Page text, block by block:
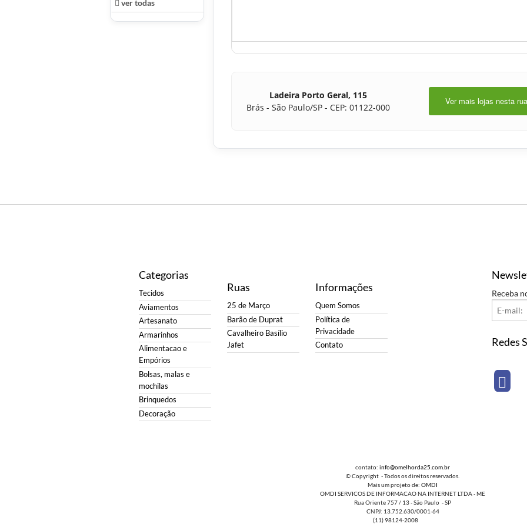
ver todas
Ladeira Porto Geral, 115
Brás - São Paulo/SP - CEP: 01122-000
Ver mais lojas nesta rua
Categorias
Tecidos
Aviamentos
Artesanato
Armarinhos
Alimentacao e
Empórios
Bolsas, malas e
mochilas
Brinquedos
Decoração
Ruas
25 de Março
Barão de Duprat
Cavalheiro Basílio
Jafet
Informações
Quem Somos
Política de
Privacidade
Contato
Receba
Redes
contato: info@omelhorda25.com.br
© Copyright - Todos os direitos reservados.
Mais um projeto de: OMDI
OMDI SERVICOS DE INFORMACAO NA INTERNET LTDA - ME
Rua Oriente 757 / 13 - São Paulo - SP
CNPJ: 13.752.630/0001-64
(11) 98124-2008